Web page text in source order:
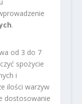
.
od 3 do 7
spożycie
i
ilości warzyw
dostosowanie